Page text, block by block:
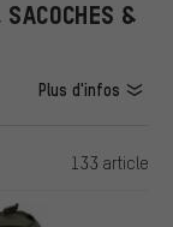
SACOCHES &
Plus d'infos
133 article